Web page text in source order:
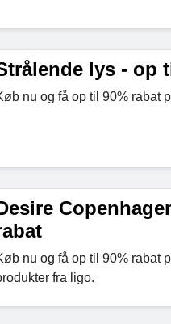
lys - op
nu og få op til 90% rabat
nu og få op til 90% rabat
fra ligo.